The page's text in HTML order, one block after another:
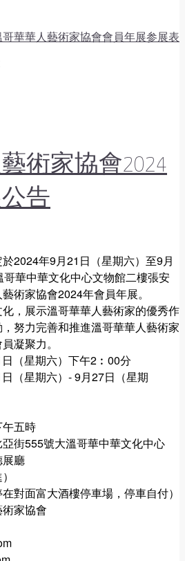
華華人藝術家協會會員年展参展表
術家協會2024
告
2024年9月21日（星期六）至9月
華中華文化中心文物館二樓張安
術家協會2024年會員年展。
，展示溫哥華華人藝術家的優秀作
努力完善和推進溫哥華華人藝術家
凝聚力。
（星期六）下午2︰00分
（星期六）- 9月27日（星期
五時
街555號大溫哥華中華文化中心
廳
對面富大酒樓停車場，停車自付）
家協會